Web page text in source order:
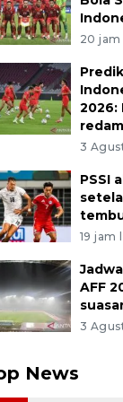
20 jam
2026:
3
PSSI
19 jam
AFF
3
News